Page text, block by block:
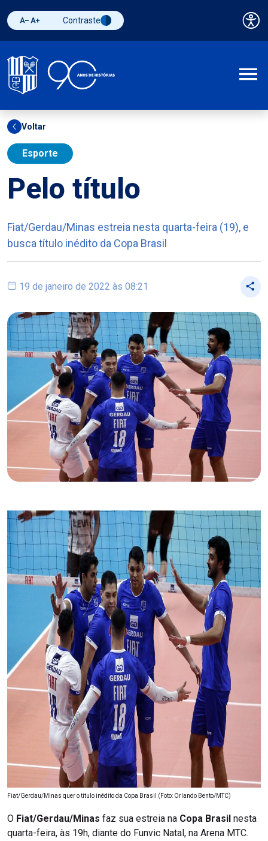
Diminuir fonte
Aumentar fonteAlternar contraste
Contraste
Voltar
Esporte
Pelo título
Fiat/Gerdau/Minas estreia nesta quarta-feira (19), e
busca título inédito da Copa Brasil
19 de janeiro de 2022 às 08:21
Fiat/Gerdau/Minas quer o título inédito da Copa Brasil (Foto: Orlando Bento/MTC)
O Fiat/Gerdau/Minas faz sua estreia na Copa Brasil nesta
quarta-feira, às 19h, diante do Funvic Natal, na Arena MTC.